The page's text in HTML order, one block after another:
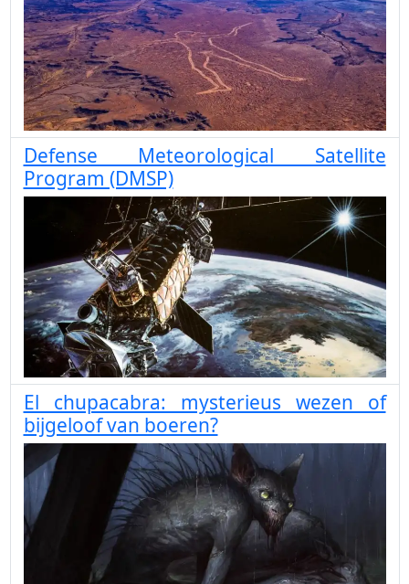
Defense Meteorological Satellite
Program (DMSP)
El chupacabra: mysterieus wezen of
bijgeloof van boeren?